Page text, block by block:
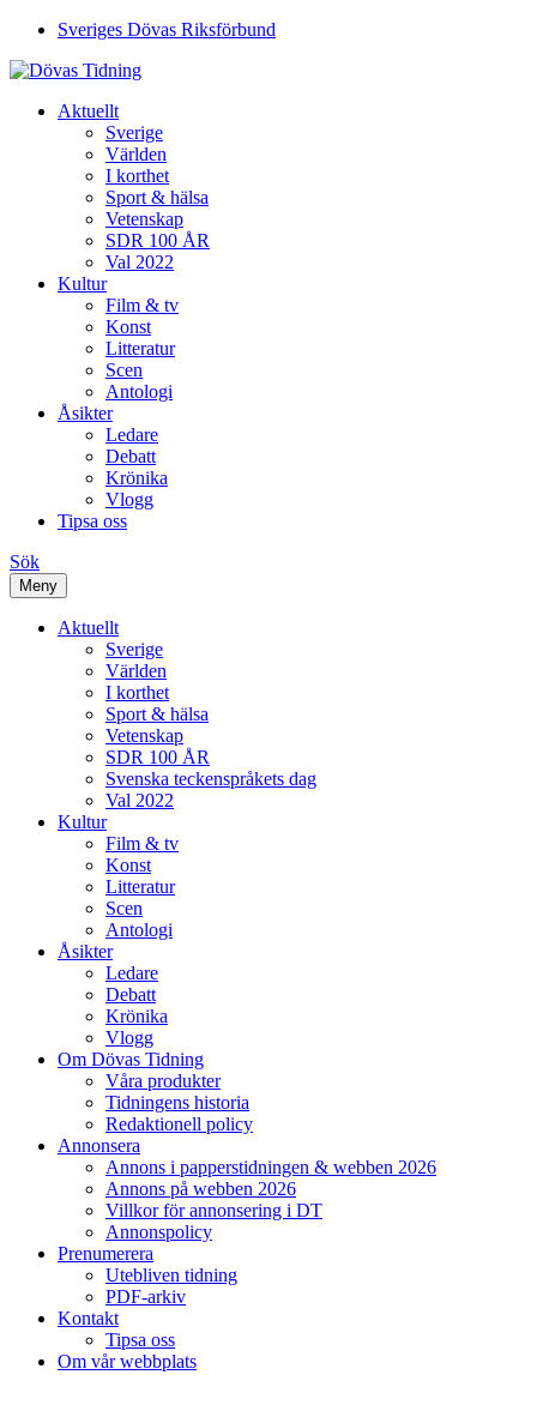
Sveriges Dövas Riksförbund
Aktuellt
Sverige
Världen
I korthet
Sport & hälsa
Vetenskap
SDR 100 ÅR
Val 2022
Kultur
Film & tv
Konst
Litteratur
Scen
Antologi
Åsikter
Ledare
Debatt
Krönika
Vlogg
Tipsa oss
Sök
Meny
Aktuellt
Sverige
Världen
I korthet
Sport & hälsa
Vetenskap
SDR 100 ÅR
Svenska teckenspråkets dag
Val 2022
Kultur
Film & tv
Konst
Litteratur
Scen
Antologi
Åsikter
Ledare
Debatt
Krönika
Vlogg
Om Dövas Tidning
Våra produkter
Tidningens historia
Redaktionell policy
Annonsera
Annons i papperstidningen & webben 2026
Annons på webben 2026
Villkor för annonsering i DT
Annonspolicy
Prenumerera
Utebliven tidning
PDF-arkiv
Kontakt
Tipsa oss
Om vår webbplats